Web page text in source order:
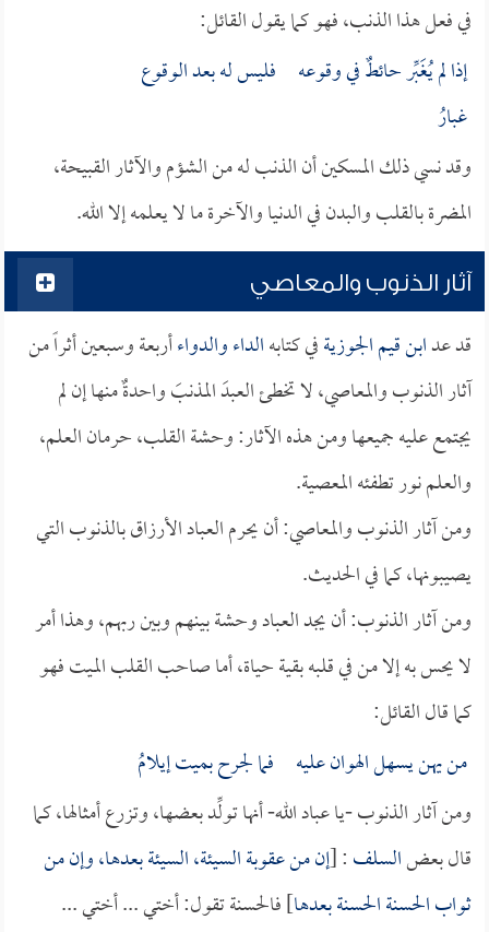
في فعل هذا الذنب، فهو كما يقول القائل:
إذا لم يُغَبِّر حائطٌ في وقوعه فليس له بعد الوقوع
غبارُ
وقد نسي ذلك المسكين أن الذنب له من الشؤم والآثار القبيحة،
المضرة بالقلب والبدن في الدنيا والآخرة ما لا يعلمه إلا الله.
آثار الذنوب والمعاصي
قد عدابن قيم الجوزيةفي كتابهالداء والدواءأربعة وسبعين أثراً من
آثار الذنوب والمعاصي، لا تخطئ العبدَ المذنبَ واحدةٌ منها إن لم
يجتمع عليه جميعها ومن هذه الآثار: وحشة القلب، حرمان العلم،
والعلم نور تطفئه المعصية.
ومن آثار الذنوب والمعاصي: أن يحرم العباد الأرزاق بالذنوب التي
يصيبونها، كما في الحديث.
ومن آثار الذنوب: أن يجد العباد وحشة بينهم وبين ربهم، وهذا أمر
لا يحس به إلا من في قلبه بقية حياة، أما صاحب القلب الميت فهو
كما قال القائل:
من يهن يسهل الهوان عليه فما لجرح بميت إيلامُ
ومن آثار الذنوب -يا عباد الله- أنها تولِّد بعضها، وتزرع أمثالها، كما
قال بعضالسلف: [إن من عقوبة السيئة، السيئة بعدها، وإن من
ثواب الحسنة الحسنة بعدها] فالحسنة تقول: أختي ... أختي ...